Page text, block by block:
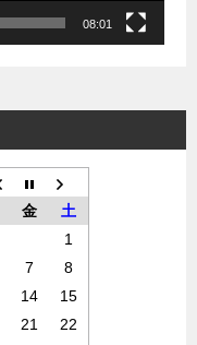
08:01
金
土
1
7
8
14
15
21
22